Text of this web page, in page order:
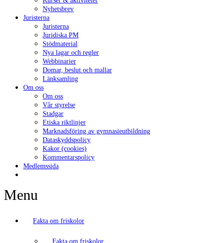
Nyhetsbrev
Juristerna
Juristerna
Juridiska PM
Stödmaterial
Nya lagar och regler
Webbinarier
Domar, beslut och mallar
Länksamling
Om oss
Om oss
Vår styrelse
Stadgar
Etiska riktlinjer
Marknadsföring av gymnasieutbildning
Dataskyddspolicy
Kakor (cookies)
Kommentarspolicy
Medlemssida
Menu
Fakta om friskolor
Fakta om friskolor